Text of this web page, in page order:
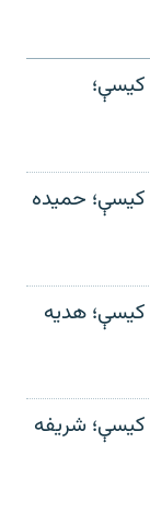
کیسې؛
کیسې؛ حمیده
کیسې؛ هدیه
کیسې؛ شریفه